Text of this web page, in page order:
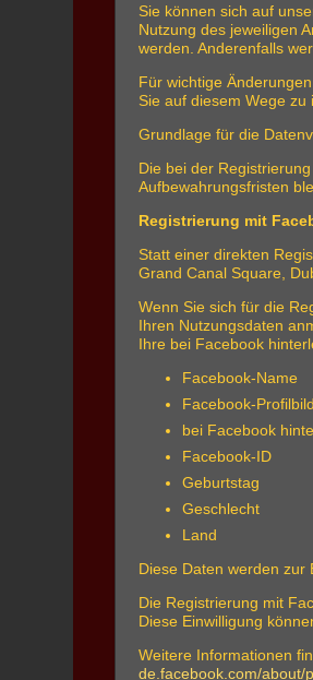
Sie können sich auf
Nutzung des jeweiligen
werden. Anderenfalls
Für wichtige
Sie auf diesem Wege zu
Grundlage für die
Die bei der
Aufbewahrungsfristen
Registrierung mit
Statt einer direkten
Grand Canal Square,
Wenn Sie sich für die
Ihren Nutzungsdaten
Ihre bei Facebook
Facebook-Name
Facebook-Profilbild
bei Facebook
Facebook-ID
Geburtstag
Geschlecht
Land
Diese Daten werden zur
Die Registrierung mit
Diese Einwilligung
Weitere Informationen
de.facebook.com/about/